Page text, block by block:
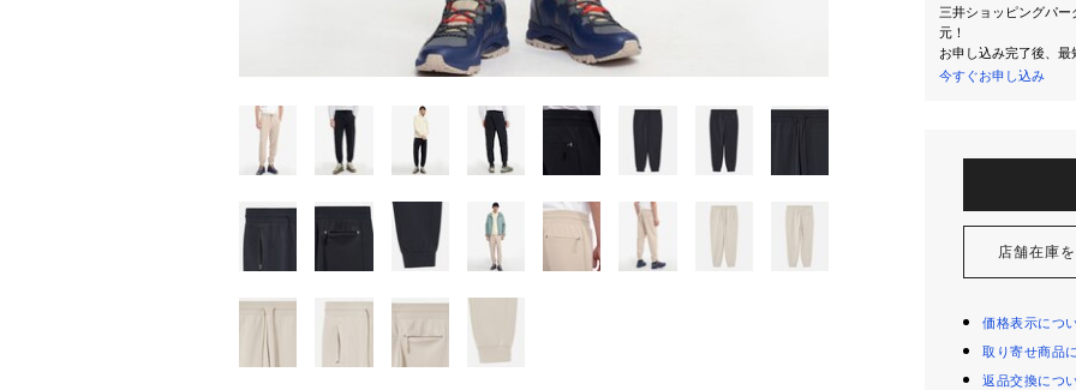
三井ショッピングパ
元！
お申し込み完了後、最
今すぐお申し込み
店舗在庫
価格表示につ
取り寄せ商品
返品交換につ